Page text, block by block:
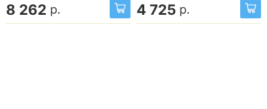
8 262 р. 4 725 р.